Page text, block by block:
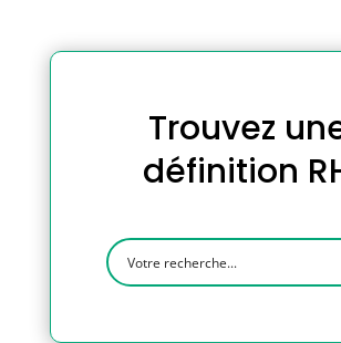
Trouvez
définition